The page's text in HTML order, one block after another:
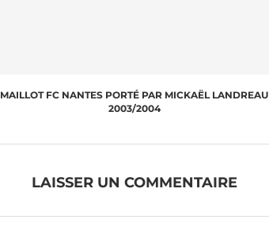
MAILLOT FC NANTES PORTÉ PAR MICKAËL LANDREAU
2003/2004
LAISSER UN COMMENTAIRE